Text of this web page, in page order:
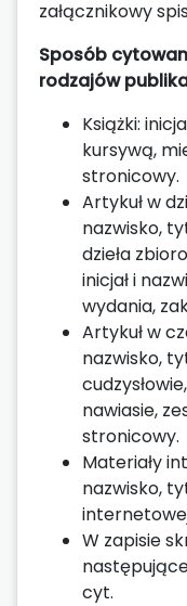
załącznikowy
Sposób
rodzajów
Książki:
kursywą,
stronicowy.
Artykuł w
nazwisko,
dzieła
inicjał i
wydania,
Artykuł w
nazwisko,
nawiasie,
stronicowy.
Materiały
nazwisko,
W zapisie
cyt.